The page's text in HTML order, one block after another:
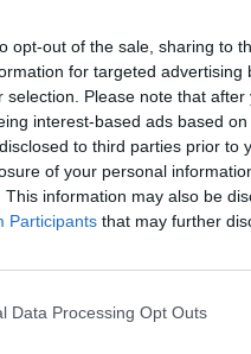
opt-out of the sale, sharing to
for targeted
selection. Please note that
interest-based ads based
to third parties prior to
of your personal
This information may also be
Participants that may further
Data Processing Opt Outs